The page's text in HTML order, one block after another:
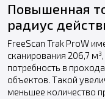
Повышенная
радиус
FreeScan Trak ProW
сканирования 206,7
потребность в
объектов. Такой
меньшее количество